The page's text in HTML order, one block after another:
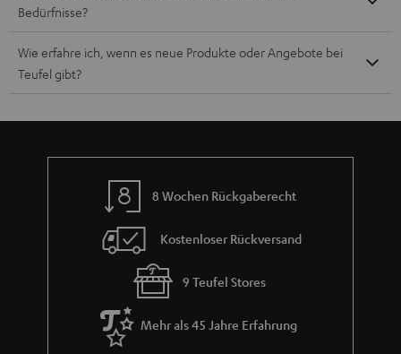
Bedürfnisse?
Wie erfahre ich, wenn es neue Produkte oder Angebote bei
Teufel gibt?
8 Wochen Rückgaberecht
Kostenloser Rückversand
9 Teufel Stores
Mehr als 45 Jahre Erfahrung